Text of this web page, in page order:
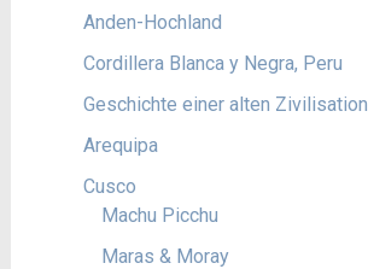
Anden-Hochland
Cordillera Blanca y Negra, Peru
Geschichte einer alten Zivilisation
Arequipa
Cusco
Machu Picchu
Maras & Moray